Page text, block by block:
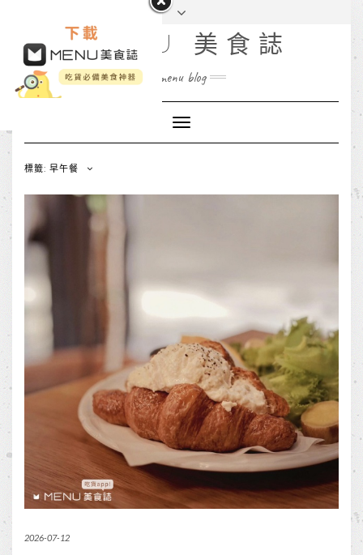
MENU 美食誌
menu blog
Toggle
Navigation
標籤: 早午餐
2026-07-12